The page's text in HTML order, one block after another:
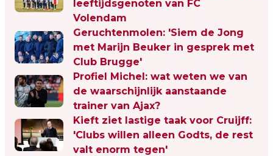
leeftijdsgenoten van FC
Volendam
Geruchtenmolen: 'Siem de Jong
met Marijn Beuker in gesprek met
Club Brugge'
Profiel Michel: wat weten we van
de waarschijnlijk aanstaande
trainer van Ajax?
Kieft ziet lastige taak voor Cruijff:
'Clubs willen alleen Godts, de rest
valt enorm tegen'